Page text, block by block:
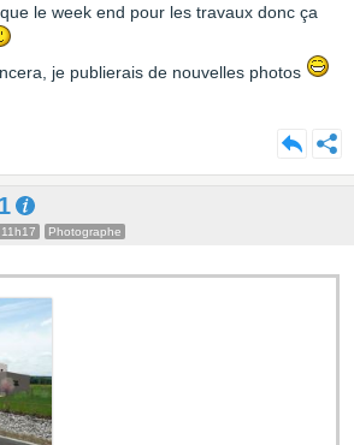
le week end pour les travaux donc ça
je publierais de nouvelles photos
Photographe